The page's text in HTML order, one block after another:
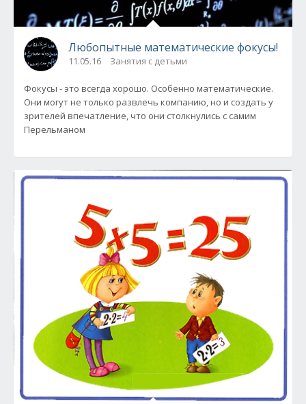
Любопытные математические фокусы!
11.05.16 Занятия с детьми
Фокусы - это всегда хорошо. Особенно математические.
Они могут не только развлечь компанию, но и создать у
зрителей впечатление, что они столкнулись с самим
Перельманом